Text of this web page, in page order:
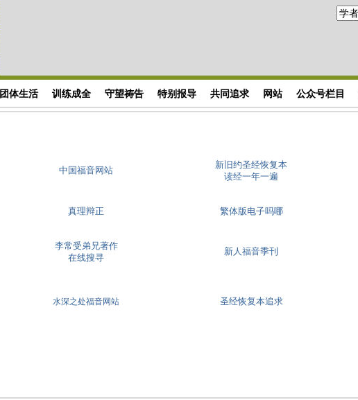
团体生活 训练成全 守望祷告 特别报导 共同追求 网站 公众号栏目
中国福音网站
新旧约圣经恢复本
读经一年一遍
真理辩正 繁体版电子吗哪
李常受弟兄著作
在线搜寻
新人福音季刊
水深之处福音网站 圣经恢复本追求